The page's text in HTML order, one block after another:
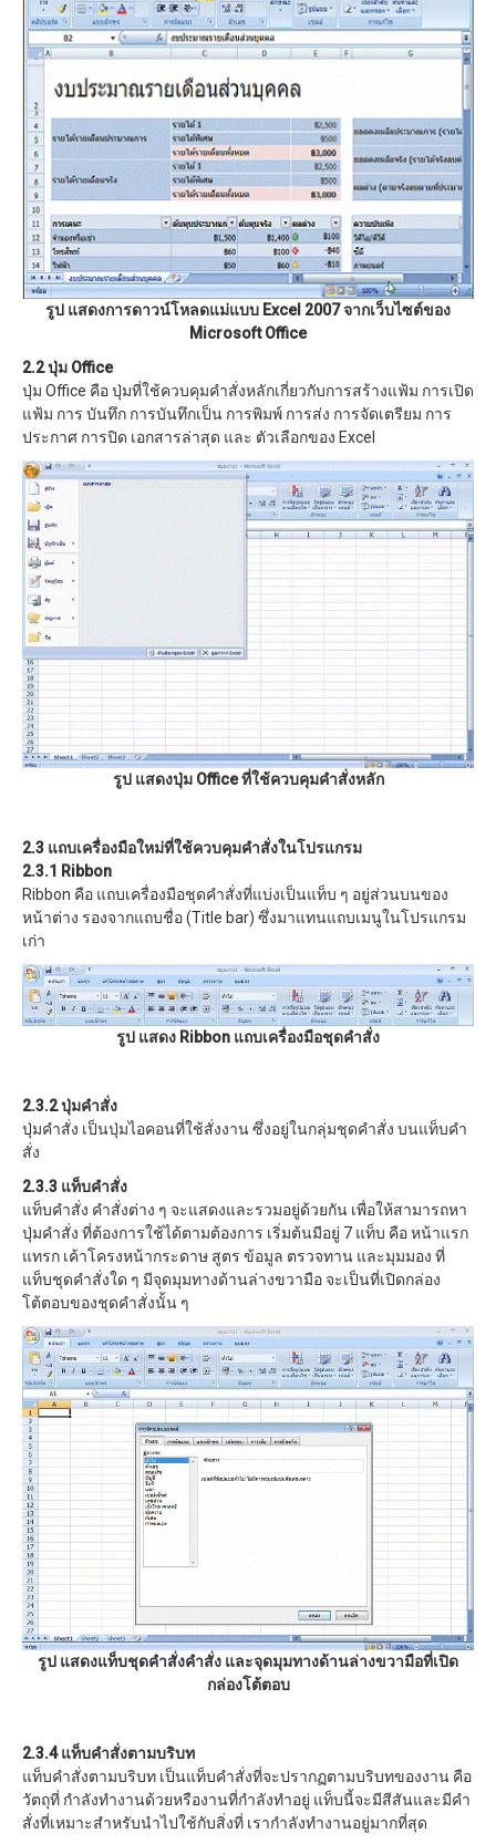
รูป แสดงการดาวน์โหลดแม่แบบ Excel 2007 จากเว็บไซต์ของ
Microsoft Office
2.2 ปุ่ม Office
ปุ่ม Office คือ ปุ่มที่ใช้ควบคุมคำสั่งหลักเกี่ยวกับการสร้างแฟ้ม การเปิด
แฟ้ม การ บันทึก การบันทึกเป็น การพิมพ์ การส่ง การจัดเตรียม การ
ประกาศ การปิด เอกสารล่าสุด และ ตัวเลือกของ Excel
รูป แสดงปุ่ม Office ที่ใช้ควบคุมคำสั่งหลัก
2.3 แถบเครื่องมือใหม่ที่ใช้ควบคุมคำสั่งในโปรแกรม
2.3.1 Ribbon
Ribbon คือ แถบเครื่องมือชุดคำสั่งที่แบ่งเป็นแท็บ ๆ อยู่ส่วนบนของ
หน้าต่าง รองจากแถบชื่อ (Title bar) ซึ่งมาแทนแถบเมนูในโปรแกรม
เก่า
รูป แสดง Ribbon แถบเครื่องมือชุดคำสั่ง
2.3.2 ปุ่มคำสั่ง
ปุ่มคำสั่ง เป็นปุ่มไอคอนที่ใช้สั่งงาน ซึ่งอยู่ในกลุ่มชุดคำสั่ง บนแท็บคำ
สั่ง
2.3.3 แท็บคำสั่ง
แท็บคำสั่ง คำสั่งต่าง ๆ จะแสดงและรวมอยู่ด้วยกัน เพื่อให้สามารถหา
ปุ่มคำสั่ง ที่ต้องการใช้ได้ตามต้องการ เริ่มต้นมีอยู่ 7 แท็บ คือ หน้าแรก
แทรก เค้าโครงหน้ากระดาษ สูตร ข้อมูล ตรวจทาน และมุมมอง ที่
แท็บชุดคำสั่งใด ๆ มีจุดมุมทางด้านล่างขวามือ จะเป็นที่เปิดกล่อง
โต้ตอบของชุดคำสั่งนั้น ๆ
รูป แสดงแท็บชุดคำสั่งคำสั่ง และจุดมุมทางด้านล่างขวามือที่เปิด
กล่องโต้ตอบ
2.3.4 แท็บคำสั่งตามบริบท
แท็บคำสั่งตามบริบท เป็นแท็บคำสั่งที่จะปรากฏตามบริบทของงาน คือ
วัตถุที่ กำลังทำงานด้วยหรืองานที่กำลังทำอยู่ แท็บนี้จะมีสีสันและมีคำ
สั่งที่เหมาะสำหรับนำไปใช้กับสิ่งที่ เรากำลังทำงานอยู่มากที่สุด